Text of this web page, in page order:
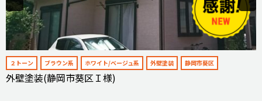
２トーン ブラウン系 ホワイト/ベージュ系 外壁塗装 静岡市葵区
外壁塗装(静岡市葵区Ｉ様)